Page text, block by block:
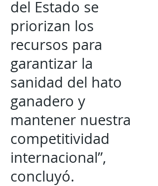
del Estado se
priorizan los
recursos para
garantizar la
sanidad del hato
ganadero y
mantener nuestra
competitividad
internacional”,
concluyó.